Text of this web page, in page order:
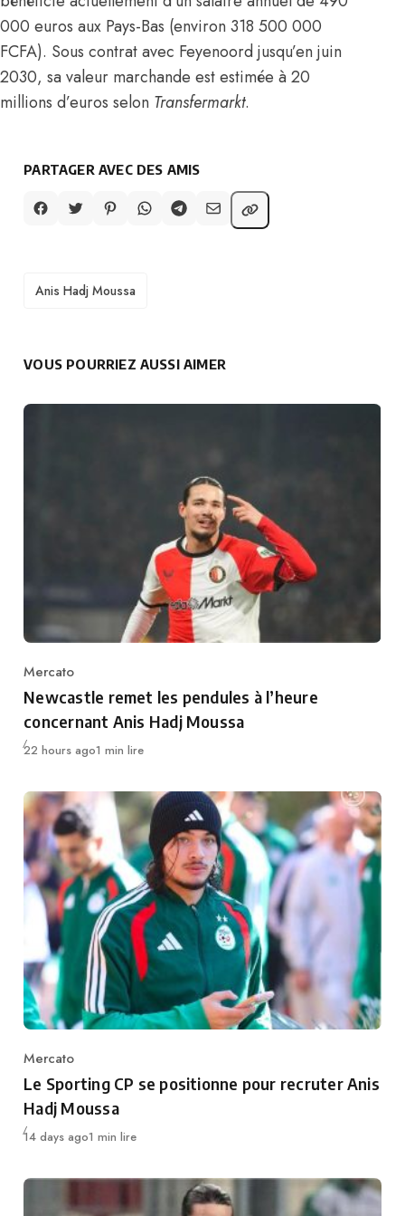
000 euros aux Pays-Bas (environ 318 500 000
FCFA). Sous contrat avec Feyenoord jusqu’en juin
2030, sa valeur marchande est estimée à 20
millions d’euros selon Transfermarkt.
PARTAGER AVEC DES AMIS
TAGS
Anis Hadj Moussa
VOUS POURRIEZ AUSSI AIMER
Category
Mercato
Newcastle remet les pendules à l’heure
concernant Anis Hadj Moussa
Publié
22 hours ago1 min lire
Category
Mercato
Le Sporting CP se positionne pour recruter Anis
Hadj Moussa
Publié
14 days ago1 min lire